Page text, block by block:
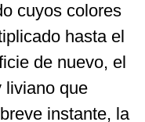
cuyos colores
hasta el
de nuevo, el
liviano que
instante, la